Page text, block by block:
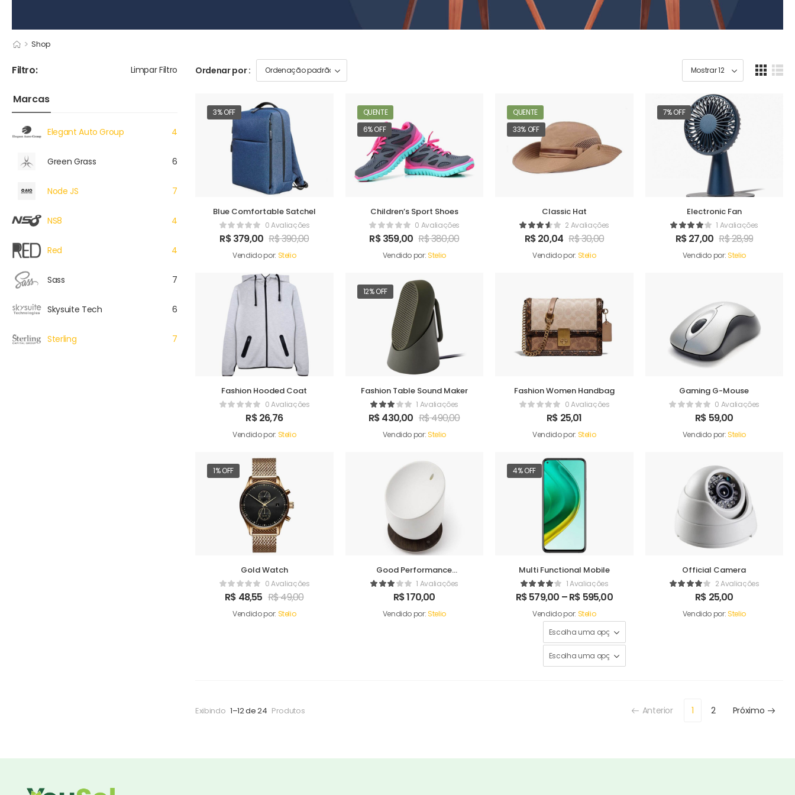
> Shop
Filtro: Limpar Filtro
Marcas
Elegant Auto Group 4
Green Grass 6
Node JS 7
NS8 4
Red 4
Sass 7
Skysuite Tech 6
Sterling 7
Ordenar por :
3% OFF
Blue Comfortable Satchel
0 Avaliações
R$379,00 R$390,00
Vendido por: Stelio
QUENTE
6% OFF
Children’s Sport Shoes
0 Avaliações
R$359,00 R$380,00
Vendido por:Stelio
QUENTE
33% OFF
Classic Hat
2 Avaliações
R$20,04 R$30,00
Vendido por: Stelio
7% OFF
Electronic Fan
1 Avaliações
R$27,00 R$28,99
Vendido por:Stelio
Fashion Hooded Coat
0 Avaliações
R$26,76
Vendido por: Stelio
12% OFF
Fashion Table Sound Maker
1 Avaliações
R$430,00 R$490,00
Vendido por:Stelio
Fashion Women Handbag
0 Avaliações
R$ 25,01
Vendido por: Stelio
Gaming G-Mouse
0 Avaliações
R$ 59,00
Vendido por:Stelio
1% OFF
Gold Watch
0 Avaliações
R$ 48,55 R$49,00
Vendido por: Stelio
Good Performance
Humidifer1 Avaliações
R$170,00
Vendido por:Stelio
4% OFF
Multi Functional Mobile
1 Avaliações
R$579,00 –R$ 595,00
Vendido por: Stelio
Official Camera
2 Avaliações
R$ 25,00
Vendido por:Stelio
Exibindo 1–12 de 24 Produtos Anterior 1 2 Próximo